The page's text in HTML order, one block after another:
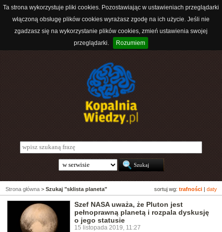
Ta strona wykorzystuje pliki cookies. Pozostawiając w ustawieniach przeglądarki
włączoną obsługę plików cookies wyrażasz zgodę na ich użycie. Jeśli nie
zgadzasz się na wykorzystanie plików cookies, zmień ustawienia swojej
przeglądarki.
Rozumiem
sortuj wg: trafności daty
Strona główna > Szukaj "sklista planeta"
Szef NASA uważa, że Pluton jest
pełnoprawną planetą i rozpala dyskusję
o jego statusie
15 listopada 2019, 11:27